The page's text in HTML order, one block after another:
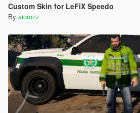
Custom Skin for LeFiX Speedo
By aiorozz